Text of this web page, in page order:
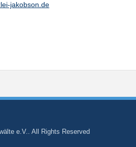
jakobson.de
e.V.. All Rights Reserved